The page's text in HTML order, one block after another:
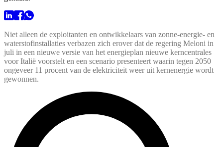
Niet alleen de exploitanten en ontwikkelaars van zonne-energie- en
waterstofinstallaties verbazen zich erover dat de regering Meloni in
juli in een nieuwe versie van het energieplan nieuwe kerncentrales
voor Italië voorstelt en een scenario presenteert waarin tegen 2050
ongeveer 11 procent van de elektriciteit weer uit kernenergie wordt
gewonnen.